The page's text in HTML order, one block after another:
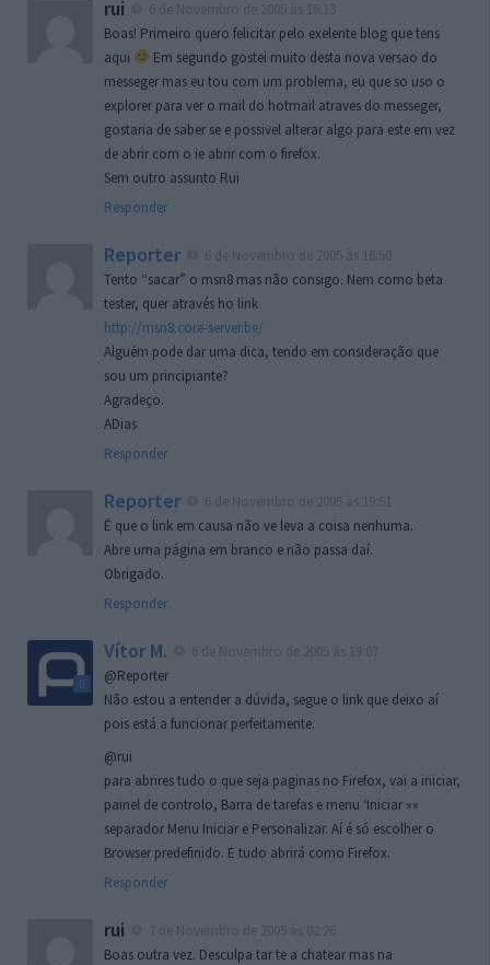
rui
Boas! Primeiro quero felicitar pelo exelente blog que tens
aqui
Em segundo gostei muito desta nova versao do
messeger mas eu tou com um problema, eu que so uso o
explorer para ver o mail do hotmail atraves do messeger,
gostaria de saber se e possivel alterar algo para este em vez
de abrir com o ie abrir com o firefox.
Sem outro assunto Rui
Responder
Reporter
Tento “sacar” o msn8 mas não consigo. Nem como beta
tester, quer através ho link
http://msn8.core-server.be/
Alguém pode dar uma dica, tendo em consideração que
sou um principiante?
Agradeço.
ADias
Responder
Reporter
É que o link em causa não ve leva a coisa nenhuma.
Abre uma página em branco e não passa daí.
Obrigado.
Responder
Vítor M.
@Reporter
Não estou a entender a dúvida, segue o link que deixo aí
pois está a funcionar perfeitamente.
@rui
para abrires tudo o que seja paginas no Firefox, vai a iniciar,
painel de controlo, Barra de tarefas e menu ‘Iniciar »»
separador Menu Iniciar e Personalizar. Aí é só escolher o
Browser predefinido. E tudo abrirá como Firefox.
Responder
rui
Boas outra vez. Desculpa tar te a chatear mas na